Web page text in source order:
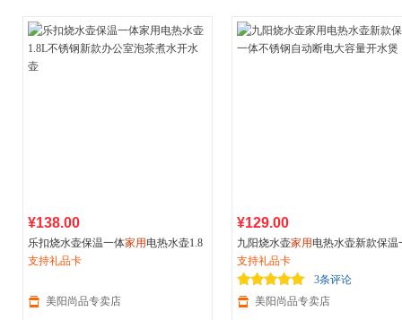
¥138.00
乐扣烧水壶保温一体家用 电热水壶1.8
L不锈钢新款办公室泡茶煮水开水壶
支持礼品卡
美阳尚品专卖店
¥129.00
九阳烧水壶家用 电热水壶新款保温
体不锈钢自动断电大容量开水煲
支持礼品卡
3条评论
美阳尚品专卖店